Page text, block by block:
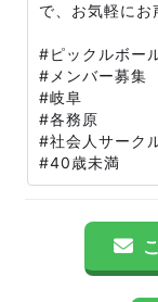
で、お気軽にお
#ピックルボー
#メンバー募集
#岐阜
#各務原
#社会人サーク
#40歳未満